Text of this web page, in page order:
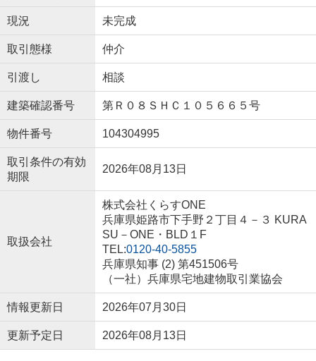
現況 未完成
取引態様 仲介
引渡し 相談
建築確認番号 第Ｒ０８ＳＨＣ１０５６６５号
物件番号 104304995
取引条件の有効
期限
2026年08月13日
取扱会社
株式会社くらすONE
兵庫県姫路市下手野２丁目４－３ KURA
SU－ONE・BLD１F
TEL:0120-40-5855
兵庫県知事 (2) 第451506号
（一社）兵庫県宅地建物取引業協会
情報更新日 2026年07月30日
更新予定日 2026年08月13日